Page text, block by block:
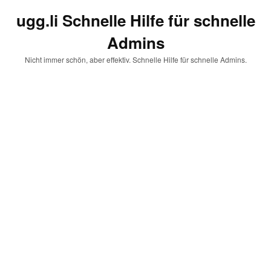
ugg.li Schnelle Hilfe für schnelle
Admins
Nicht immer schön, aber effektiv. Schnelle Hilfe für schnelle Admins.